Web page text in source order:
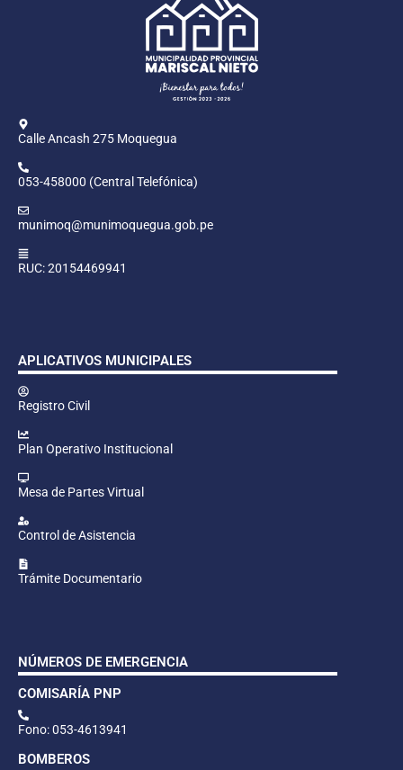
Calle Ancash 275 Moquegua
053-458000 (Central Telefónica)
munimoq@munimoquegua.gob.pe
RUC: 20154469941
APLICATIVOS MUNICIPALES
Registro Civil
Plan Operativo Institucional
Mesa de Partes Virtual
Control de Asistencia
Trámite Documentario
NÚMEROS DE EMERGENCIA
COMISARÍA PNP
Fono: 053-4613941
BOMBEROS